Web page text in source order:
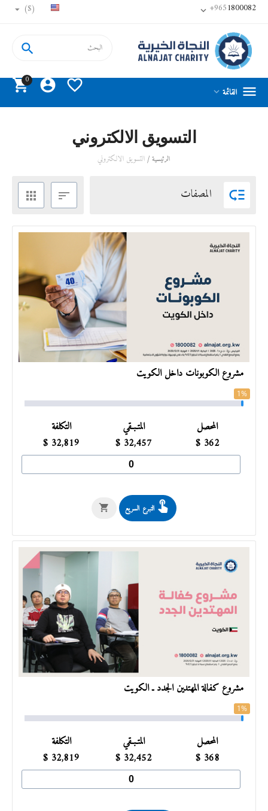
($) +9651800082

0
  

 القائمة 
التسويق الالكتروني
الرئيسية/التسويق الالكتروني
 المصفات 

مشروع الكوبونات داخل الكويت
1%
المحصل
362
$
المتـبـقي
32,457
$
التكلفة
32,819
$
التبرع السريع
مشروع كفالة المهتدين الجدد ـ الكويت
1%
المحصل
368
$
المتـبـقي
32,452
$
التكلفة
32,819
$